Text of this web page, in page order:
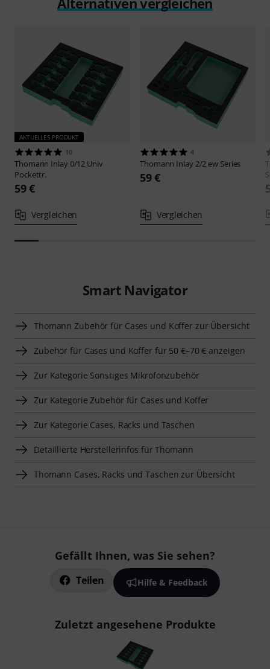
AKTUELLES PRODUKT
10
Thomann Inlay 0/12 Univ
Pockettr.
59 €
Vergleichen
4
Thomann Inlay 2/2 ew Series
59 €
Vergleichen
Smart Navigator
Thomann Zubehör für Cases und Koffer zur Übersicht
Zubehör für Cases und Koffer für 50 €–70 € anzeigen
Zur Kategorie Sonstiges Mikrofonzubehör
Zur Kategorie Zubehör für Cases und Koffer
Zur Kategorie Cases, Racks und Taschen
Detaillierte Herstellerinfos für Thomann
Thomann Cases, Racks und Taschen zur Übersicht
Gefällt Ihnen, was Sie sehen?
Teilen Hilfe & Feedback
Zuletzt angesehene Produkte